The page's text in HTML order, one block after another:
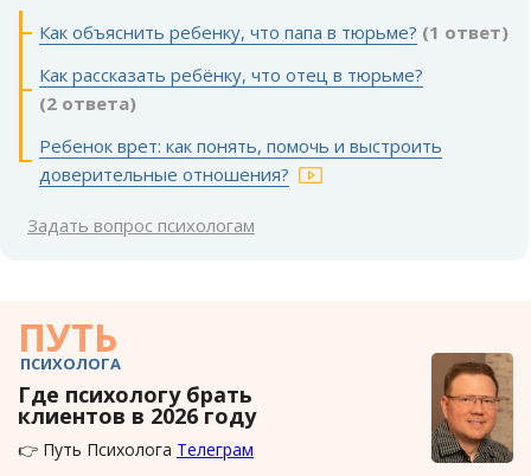
Как объяснить ребенку, что папа в тюрьме? (1 ответ)
Как рассказать ребёнку, что отец в тюрьме?
(2 ответа)
Ребенок врет: как понять, помочь и выстроить
доверительные отношения?
Задать вопрос психологам
ПУТЬ
ПСИХОЛОГА
Где психологу брать
клиентов в 2026 году
👉 Путь Психолога Телеграм